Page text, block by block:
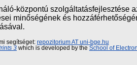
központú szolgáltatásfejlesztése
minőségének és
segítséget: repozitorium AT uni-bge.hu
3 which is developed by the School of